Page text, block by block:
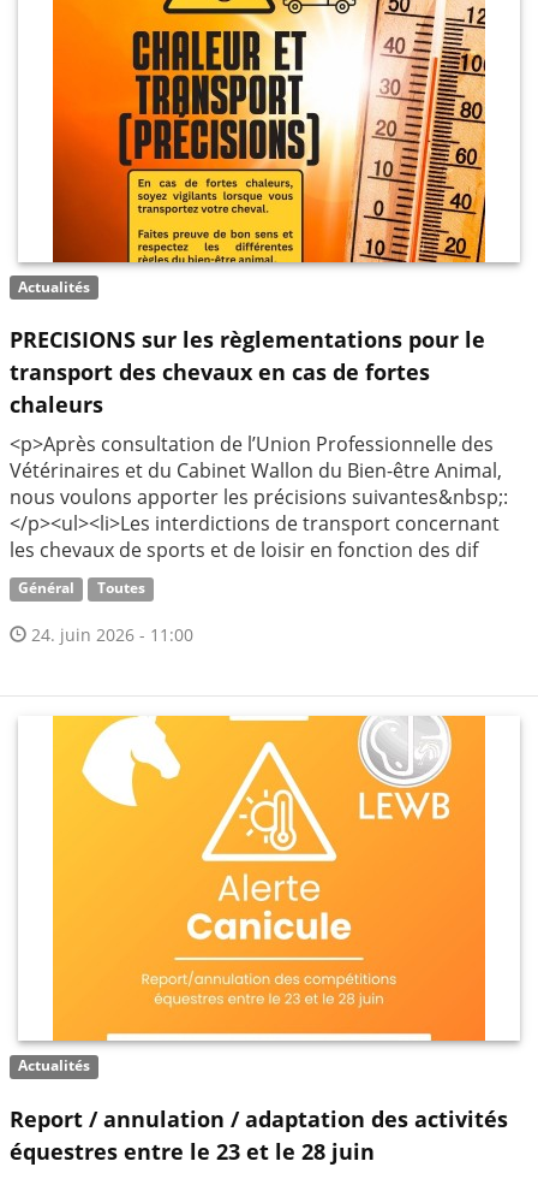
Actualités
PRECISIONS sur les règlementations pour le
transport des chevaux en cas de fortes
chaleurs
<p>Après consultation de l’Union Professionnelle des
Vétérinaires et du Cabinet Wallon du Bien-être Animal,
nous voulons apporter les précisions suivantes&nbsp;:
</p><ul><li>Les interdictions de transport concernant
les chevaux de sports et de loisir en fonction des dif
Général Toutes
24. juin 2026 - 11:00
Actualités
Report / annulation / adaptation des activités
équestres entre le 23 et le 28 juin